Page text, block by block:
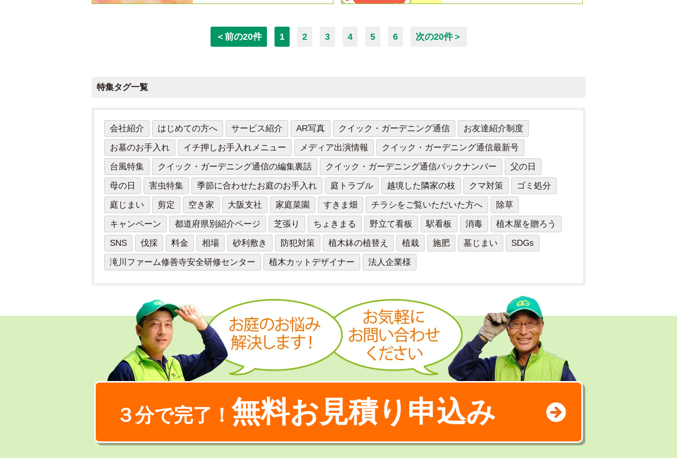
＜前の20件 1 2 3 4 5 6 次の20件＞
特集タグ一覧
会社紹介 はじめての方へ サービス紹介 AR写真 クイック・ガーデニング通信
お友達紹介制度
お墓のお手入れ
イチ押しお手入れメニュー メディア出演情報
クイック・ガーデニング通信最新号
台風特集
クイック・ガーデニング通信の編集裏話 クイック・ガーデニング通信バックナンバー
父の日
母の日
害虫特集 季節に合わせたお庭のお手入れ 庭トラブル 越境した隣家の枝 クマ対策
ゴミ処分
庭じまい
剪定 空き家 大阪支社 家庭菜園 すきま畑 チラシをご覧いただいた方へ
除草
キャンペーン
都道府県別紹介ページ 芝張り ちょきまる 野立て看板 駅看板 消毒
植木屋を贈ろう
SNS
伐採 料金 相場 砂利敷き 防犯対策 植木鉢の植替え 植栽 施肥 墓じまい
SDGs
滝川ファーム修善寺安全研修センター
植木カットデザイナー 法人企業様
３分で完了！ 無料お見積り申込み